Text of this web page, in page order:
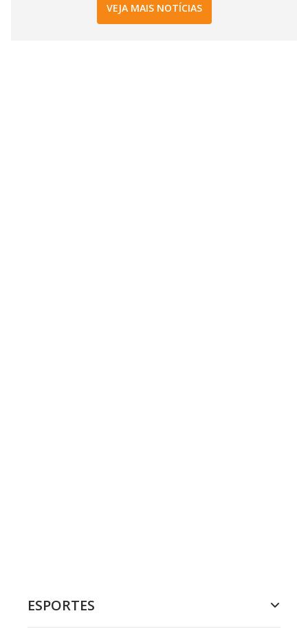
VEJA MAIS NOTÍCIAS
ESPORTES